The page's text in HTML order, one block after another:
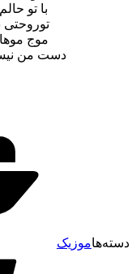
با تو
تو‌رو‌حتی
موج
دست من
موزیک